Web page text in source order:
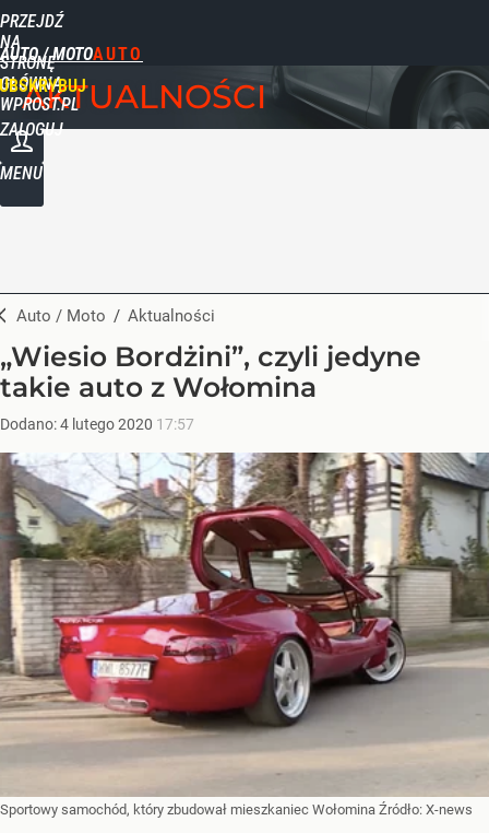
PRZEJDŹ
NA
STRONĘ
GŁÓWNĄ
WPROST.PL
AUTO / MOTO
ZALOGUJ
MENU
AKTUALNOŚCI
Auto / Moto / Aktualności
„Wiesio Bordżini”, czyli jedyne
takie auto z Wołomina
Dodano:4 lutego2020 17:57
Sportowy samochód, który zbudował mieszkaniec Wołomina Źródło: X-news